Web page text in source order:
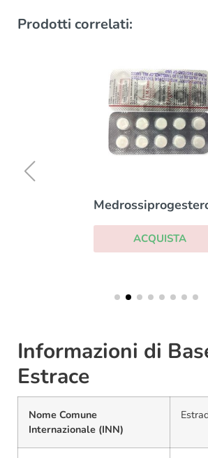
Prodotti correlati:
ACQUISTA
Informazioni di
Estrace
Nome Comune
Internazionale (INN)